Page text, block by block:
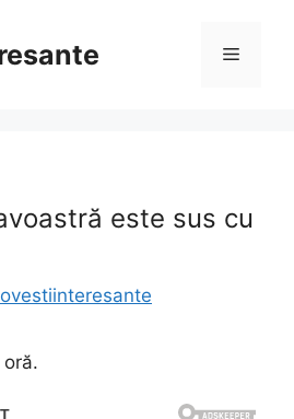
Menu
este sus cu